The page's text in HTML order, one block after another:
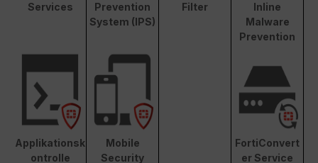
Services
Prevention
System (IPS)
Filter
Inline
Malware
Prevention
Applikationsk
ontrolle
Mobile
Security
FortiConvert
er Service